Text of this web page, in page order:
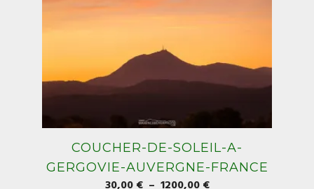
COUCHER-DE-SOLEIL-A-
GERGOVIE-AUVERGNE-FRANCE
Plage